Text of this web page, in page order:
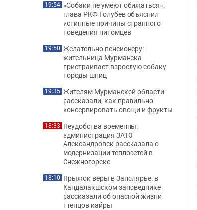
19:54 «Собаки не умеют обижаться»:
глава РКФ Голубев объяснил
истинные причины странного
поведения питомцев
19:50 Желательно пенсионеру:
жительница Мурманска
пристраивает взрослую собаку
породы шпиц
19:35 Жителям Мурманской области
рассказали, как правильно
консервировать овощи и фрукты
18:33 Неудобства временны:
администрация ЗАТО
Александровск рассказала о
модернизации теплосетей в
Снежногорске
18:10 Прыжок веры в Заполярье: в
Кандалакшском заповеднике
рассказали об опасной жизни
птенцов кайры